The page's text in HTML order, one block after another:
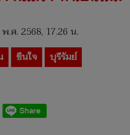
.ศ. 2568, 17.26 น.
ขืนใจ
บุรีรัมย์